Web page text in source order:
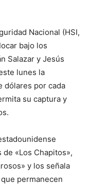
Nacional (HSI,
bajo los
Salazar y Jesús
lunes la
dólares por cada
su captura y
«Los Chapitos»,
y los señala
permanecen